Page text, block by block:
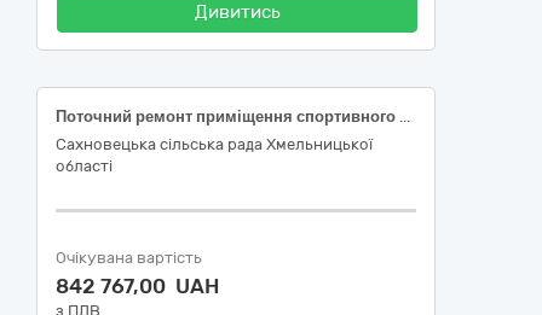
Дивитись
Поточний ремонт приміщення спортивного залу Новосільського ліцею по вул. Героїв Небесної Сотні, 31 в с. Нове Село Шепетівського району Хмельницької області
Сахновецька сільська рада Хмельницької
області
Очікувана вартість
842 767,00 UAH
з ПДВ